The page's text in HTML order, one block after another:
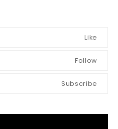
Like
Follow
Subscribe